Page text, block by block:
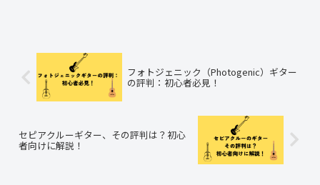
フォトジェニック（Photogenic）ギター
の評判：初心者必見！
セピアクルーギター、その評判は？初心
者向けに解説！